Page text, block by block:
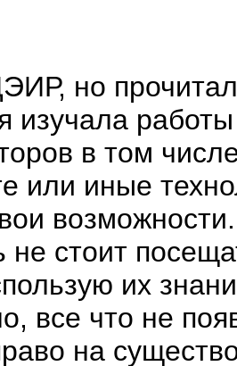
но
изучала
в том
или иные
возможности.
стоит
их
все что не
на